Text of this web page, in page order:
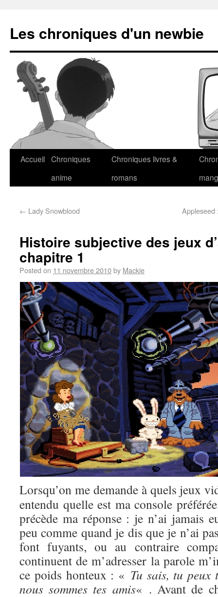
Les chroniques d'un newbie
Accueil Chroniques
anime
Chroniques livres &
romans
← Lady Snowblood Appleseed
Histoire subjective des jeux
chapitre 1
Posted on 11 novembre 2010by Mackie
Lorsqu’on me demande à quels jeux
entendu quelle est ma console
précède ma réponse : je n’ai jamais
peu comme quand je dis que je n’ai
font fuyants, ou au contraire
continuent de m’adresser la parole
ce poids honteux : « Tu sais, tu peux
nous sommes tes amis« . Avant de